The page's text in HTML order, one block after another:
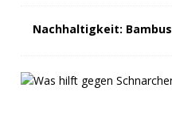
Nachhaltigkeit: